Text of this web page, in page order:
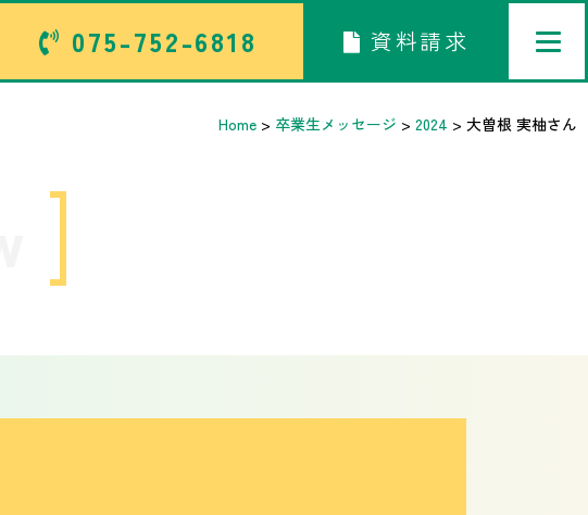
075-752-6818 資料請求
Home > 卒業生メッセージ > 2024 > 大曽根 実柚さん